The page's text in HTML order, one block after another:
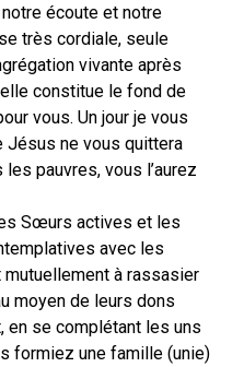
écoute et notre
très cordiale, seule
vivante après
constitue le fond de
vous. Un jour je vous
Jésus ne vous quittera
pauvres, vous l’aurez
Sœurs actives et les
avec les
à rassasier
moyen de leurs dons
en se complétant les uns
formiez une famille (unie)